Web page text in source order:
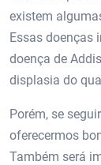
existem
Essas doenças
doença de
displasia do
Porém, se
oferecermos
Também será